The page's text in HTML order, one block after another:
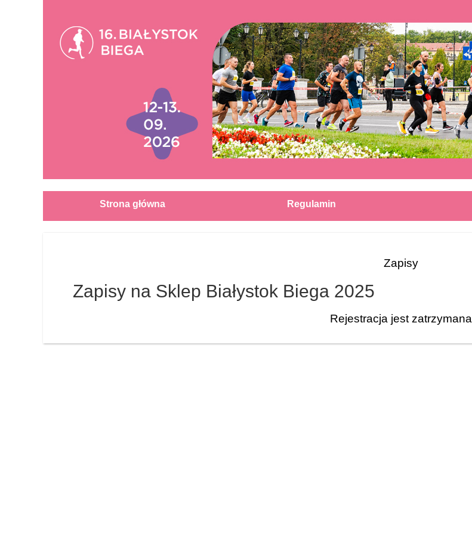
Strona główna Regulamin
Zapisy
Zapisy na Sklep Białystok Biega 2025
Rejestracja jest zatrzymana